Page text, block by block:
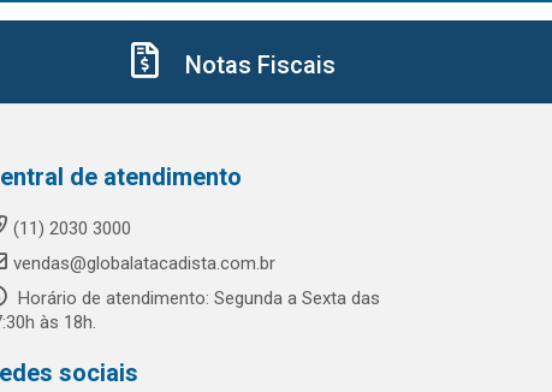
Notas Fiscais
de atendimento
(11) 2030 3000
vendas@globalatacadista.com.br
Horário de atendimento: Segunda a Sexta das
às 18h.
sociais